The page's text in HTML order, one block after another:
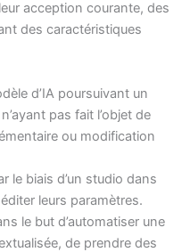
acception courante, des
des caractéristiques
d’IA poursuivant un
pas fait l’objet de
ou modification
le biais d’un studio dans
leurs paramètres.
le but d’automatiser une
de prendre des